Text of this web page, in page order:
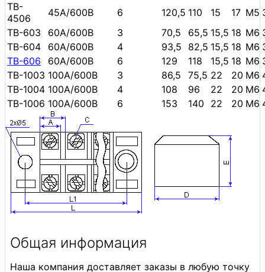
TB-
4506
45А/600В 6 120,5 110 15 17 М5
TB-603
60А/600В 3 70,5 65,5 15,5 18 М6
TB-604
60А/600В 4 93,5 82,5 15,5 18 М6
TB-606
60А/600В 6 129 118 15,5 18 М6
TB-1003 100А/600В 3 86,5 75,5 22 20 М6
TB-1004 100А/600В 4 108 96 22 20 М6
TB-1006 100А/600В 6 153 140 22 20 М6